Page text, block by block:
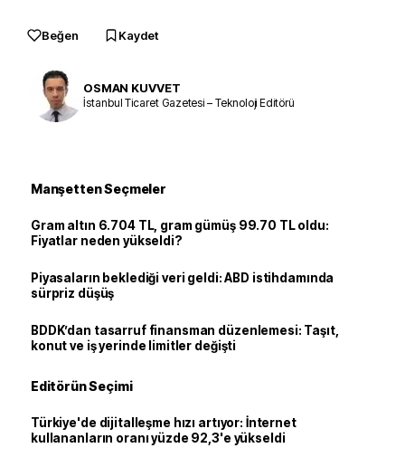
Beğen Kaydet
OSMAN KUVVET
İstanbul Ticaret Gazetesi – Teknoloji Editörü
Manşetten Seçmeler
Gram altın 6.704 TL, gram gümüş 99.70 TL oldu:
Fiyatlar neden yükseldi?
Piyasaların beklediği veri geldi: ABD istihdamında
sürpriz düşüş
BDDK’dan tasarruf finansman düzenlemesi: Taşıt,
konut ve iş yerinde limitler değişti
Editörün Seçimi
Türkiye'de dijitalleşme hızı artıyor: İnternet
kullananların oranı yüzde 92,3'e yükseldi